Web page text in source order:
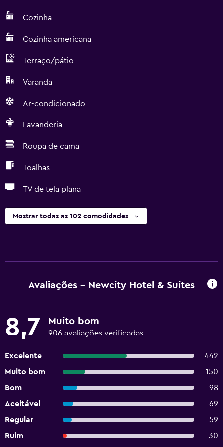
Cozinha
Cozinha americana
Terraço/pátio
Varanda
Ar-condicionado
Lavanderia
Roupa de cama
Toalhas
TV de tela plana
Mostrar todas as 102 comodidades
Avaliações - Newcity Hotel & Suites
8,7 Muito bom
906 avaliações verificadas
Excelente
442
Muito bom
150
Bom
98
Aceitável
69
Regular
59
Ruim
30